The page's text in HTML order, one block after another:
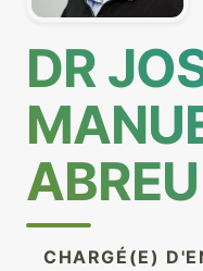
DR
CHARGÉ(E)